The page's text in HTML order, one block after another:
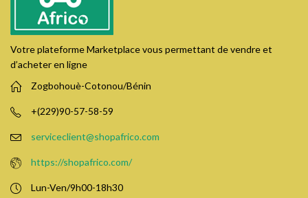
Votre plateforme Marketplace vous permettant de vendre et
d’acheter en ligne
Zogbohouè-Cotonou/Bénin
+(229)90-57-58-59
serviceclient@shopafrico.com
https://shopafrico.com/
Lun-Ven/9h00-18h30